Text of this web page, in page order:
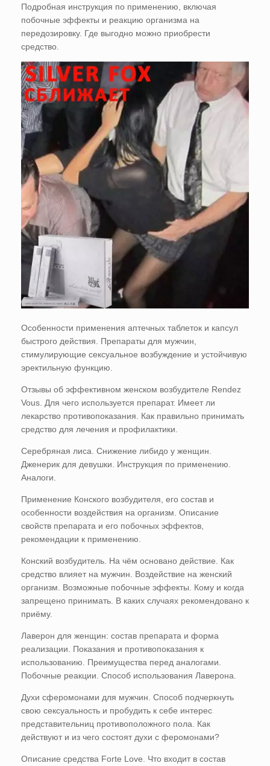
Подробная инструкция по применению, включая
побочные эффекты и реакцию организма на
передозировку. Где выгодно можно приобрести
средство.
Особенности применения аптечных таблеток и капсул
быстрого действия. Препараты для мужчин,
стимулирующие сексуальное возбуждение и устойчивую
эректильную функцию.
Отзывы об эффективном женском возбудителе Rendez
Vous. Для чего используется препарат. Имеет ли
лекарство противопоказания. Как правильно принимать
средство для лечения и профилактики.
Серебряная лиса. Снижение либидо у женщин.
Дженерик для девушки. Инструкция по применению.
Аналоги.
Применение Конского возбудителя, его состав и
особенности воздействия на организм. Описание
свойств препарата и его побочных эффектов,
рекомендации к применению.
Конский возбудитель. На чём основано действие. Как
средство влияет на мужчин. Воздействие на женский
организм. Возможные побочные эффекты. Кому и когда
запрещено принимать. В каких случаях рекомендовано к
приёму.
Лаверон для женщин: состав препарата и форма
реализации. Показания и противопоказания к
использованию. Преимущества перед аналогами.
Побочные реакции. Способ использования Лаверона.
Духи сферомонами для мужчин. Способ подчеркнуть
свою сексуальность и пробудить к себе интерес
представительниц противоположного пола. Как
действуют и из чего состоят духи с феромонами?
Описание средства Forte Love. Что входит в состав